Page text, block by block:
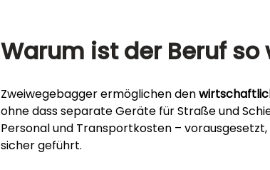
Warum ist der Beruf so
Zweiwegebagger ermöglichen den
ohne dass separate Geräte für Straße und
Personal und Transportkosten –
sicher geführt.